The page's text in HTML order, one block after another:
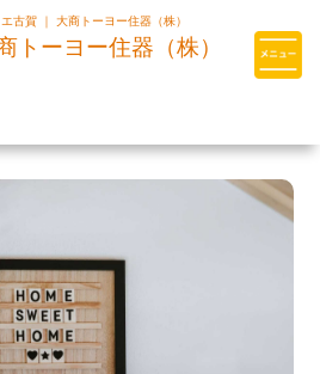
はLIXILの厳しい基準を
た住まいのプロ集団です
古賀 ｜ 大商トーヨー住器（株）
トーヨー住器（株）